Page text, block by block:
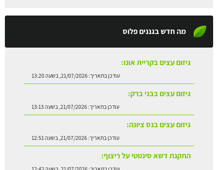
מה חדש בגננים פלוס
גיזום עצים בקריית אונו:
עודכן בתאריך:21/07/2026, בשעה 13:20
גיזום עצים בבני ברק:
עודכן בתאריך:21/07/2026, בשעה 13:13
גיזום עצים בנס ציונה:
עודכן בתאריך:21/07/2026, בשעה 12:51
התקנת דשא סינטטי על ריצוף:
עודכן בתאריך: 21/07/2026, בשעה 12:42
שתילת עץ אבוקדו: